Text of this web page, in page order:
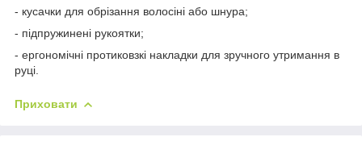
- кусачки для обрізання волосіні або шнура;
- підпружинені рукоятки;
- ергономічні протиковзкі накладки для зручного утримання в
руці.
Приховати